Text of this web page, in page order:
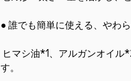
● 誰でも簡単に使える、やわ
ヒマシ油*1、アルガンオイル
す。